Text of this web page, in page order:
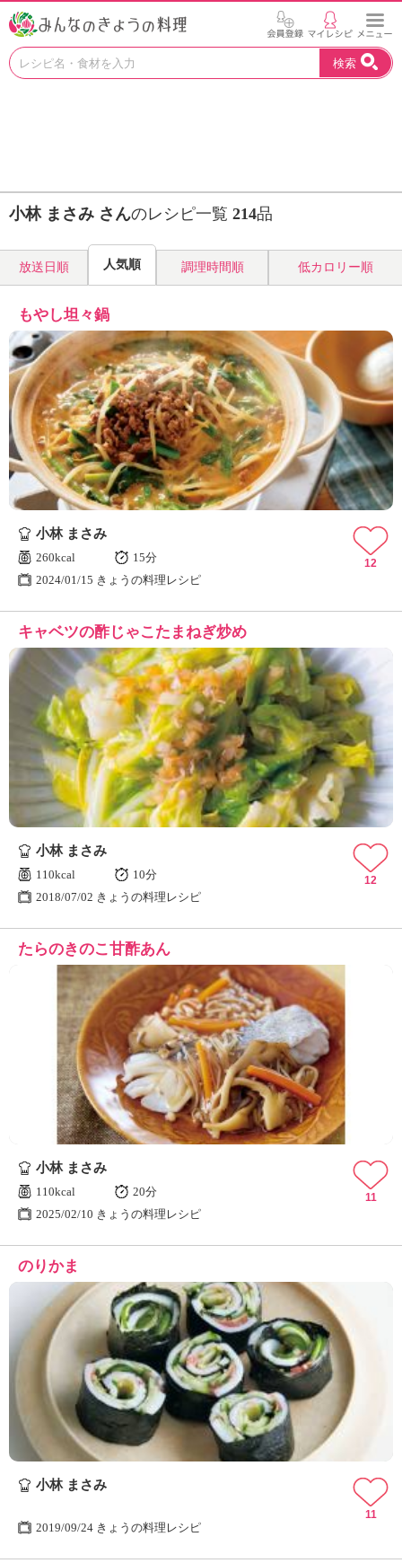
お
見
つ
よ
う
H
K
エ
デ
ュ
ケ
ー
シ
ョ
ナ
ん
の
き
ょ
う
の
料
理
」
検索
小林 まさみ さんのレシピ一覧 214品
放送日順 人気順 調理時間順 低カロリー順
もやし坦々鍋
小林 まさみ
260kcal
15分
2024/01/15 きょうの料理レシピ
12
キャベツの酢じゃこたまねぎ炒め
小林 まさみ
110kcal
10分
2018/07/02 きょうの料理レシピ
12
たらのきのこ甘酢あん
小林 まさみ
110kcal
20分
2025/02/10 きょうの料理レシピ
11
のりかま
小林 まさみ
2019/09/24 きょうの料理レシピ
11